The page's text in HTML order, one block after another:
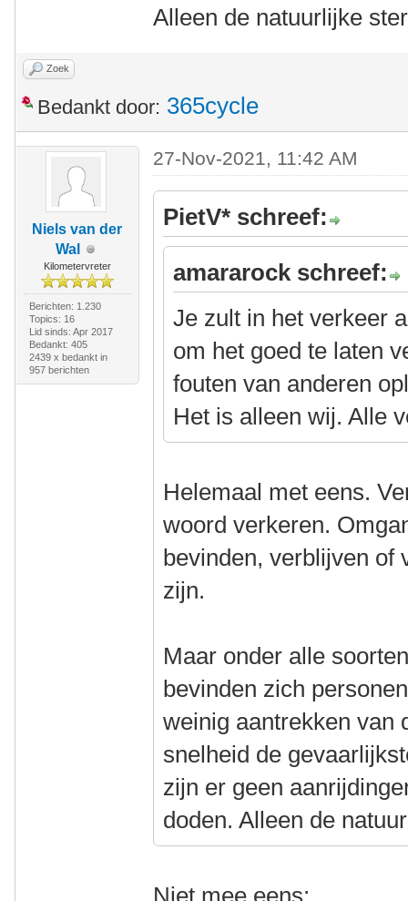
Alleen de natuurlijke
Zoek
Bedankt door: 365cycle
Niels van der
Wal
Kilometervreter
Berichten: 1.230
Topics: 16
Lid sinds: Apr 2017
Bedankt: 405
2439 x bedankt in
957 berichten
27-Nov-2021, 11:42 AM
PietV* schreef:
amararock schreef:
Je zult in het verkeer
om het goed te laten
fouten van anderen
Het is alleen wij. Alle
Helemaal met eens.
woord verkeren.
bevinden, verblijven of
zijn.
Maar onder alle
bevinden zich
weinig aantrekken van
snelheid de
zijn er geen
doden. Alleen de
Niet mee eens: